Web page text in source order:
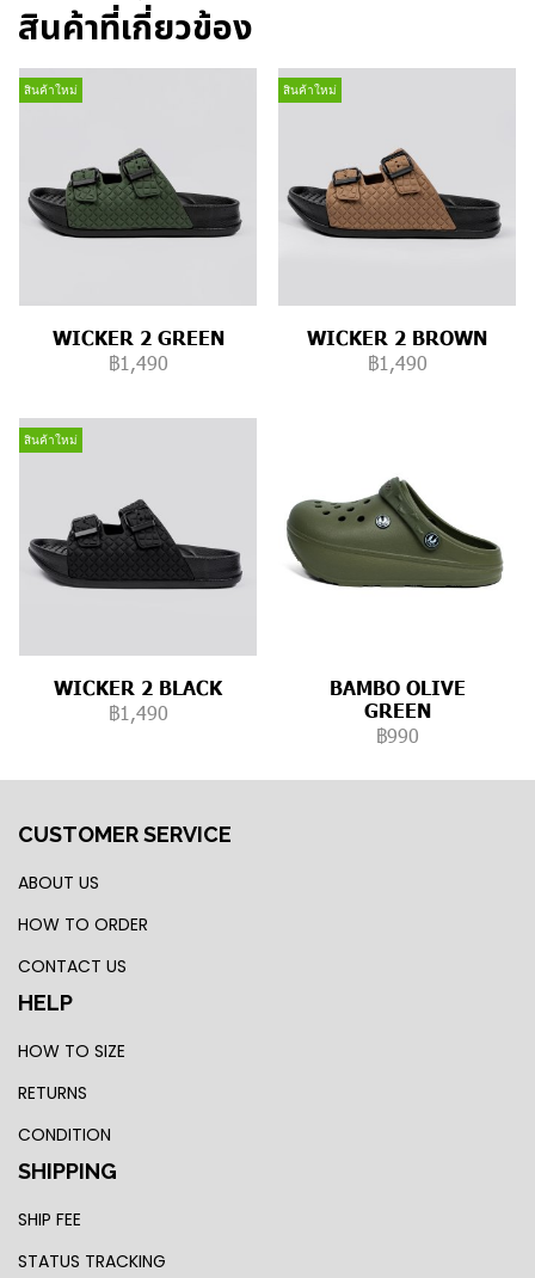
สินค้าที่เกี่ยวข้อง
สินค้าใหม่
WICKER 2 GREEN
฿1,490
สินค้าใหม่
WICKER 2 BROWN
฿1,490
สินค้าใหม่
WICKER 2 BLACK
฿1,490
BAMBO OLIVE
GREEN
฿990
CUSTOMER SERVICE
ABOUT US
HOW TO ORDER
CONTACT US
HELP
HOW TO SIZE
RETURNS
CONDITION
SHIPPING
SHIP FEE
STATUS TRACKING